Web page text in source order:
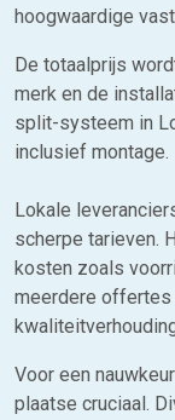
hoogwaardige
De totaalprijs
merk en de
split-systeem in
inclusief montage.
Lokale
scherpe tarieven.
kosten zoals
meerdere offertes
Voor een
plaatse cruciaal.